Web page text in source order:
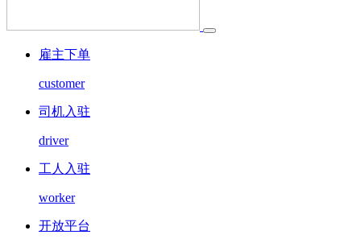
雇主下单
customer
司机入驻
driver
工人入驻
worker
开放平台